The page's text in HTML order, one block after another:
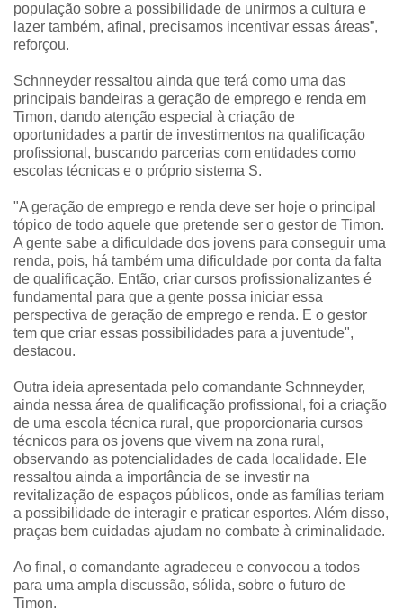
população sobre a possibilidade de unirmos a cultura e
lazer também, afinal, precisamos incentivar essas áreas”,
reforçou.
Schnneyder ressaltou ainda que terá como uma das
principais bandeiras a geração de emprego e renda em
Timon, dando atenção especial à criação de
oportunidades a partir de investimentos na qualificação
profissional, buscando parcerias com entidades como
escolas técnicas e o próprio sistema S.
"A geração de emprego e renda deve ser hoje o principal
tópico de todo aquele que pretende ser o gestor de Timon.
A gente sabe a dificuldade dos jovens para conseguir uma
renda, pois, há também uma dificuldade por conta da falta
de qualificação. Então, criar cursos profissionalizantes é
fundamental para que a gente possa iniciar essa
perspectiva de geração de emprego e renda. E o gestor
tem que criar essas possibilidades para a juventude",
destacou.
Outra ideia apresentada pelo comandante Schnneyder,
ainda nessa área de qualificação profissional, foi a criação
de uma escola técnica rural, que proporcionaria cursos
técnicos para os jovens que vivem na zona rural,
observando as potencialidades de cada localidade. Ele
ressaltou ainda a importância de se investir na
revitalização de espaços públicos, onde as famílias teriam
a possibilidade de interagir e praticar esportes. Além disso,
praças bem cuidadas ajudam no combate à criminalidade.
Ao final, o comandante agradeceu e convocou a todos
para uma ampla discussão, sólida, sobre o futuro de
Timon.